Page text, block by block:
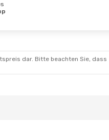
dar. Bitte beachten Sie, dass